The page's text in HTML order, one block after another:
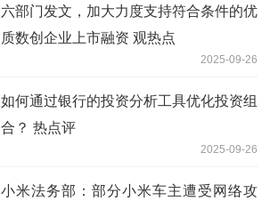
六部门发文，加大力度支持符合条件的优
质数创企业上市融资 观热点
2025-09-26
如何通过银行的投资分析工具优化投资组
合？ 热点评
2025-09-26
小米法务部：部分小米车主遭受网络攻